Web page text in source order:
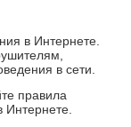
в Интернете.
в сети.
правила